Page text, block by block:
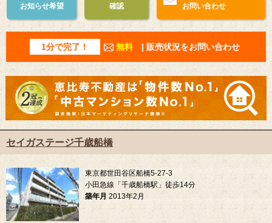
お知らせ希望
確認
お問い合わせ
1分で完了！ 無料 | 販売状況をお問い合わせ
セイガステージ千歳船橋
東京都世田谷区船橋5-27-3
小田急線「千歳船橋駅」徒歩14分
築年月 2013年2月